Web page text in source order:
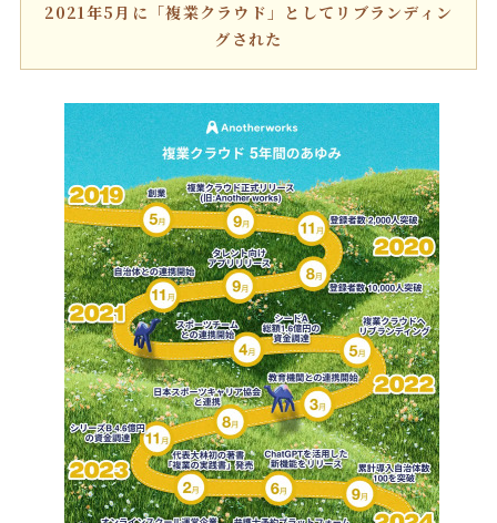
2021年5月に「複業クラウド」としてリブランディン
グされた